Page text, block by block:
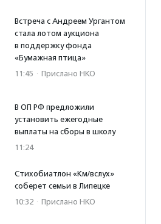
Встреча с Андреем Ургантом
стала лотом аукциона
в поддержку фонда
«Бумажная птица»
11:45 · Прислано НКО
В ОП РФ предложили
установить ежегодные
выплаты на сборы в школу
11:24
Стихобиатлон «Км/вслух»
соберет семьи в Липецке
10:32 · Прислано НКО